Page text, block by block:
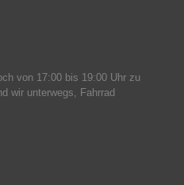
von 17:00 bis 19:00 Uhr zu
wir unterwegs, Fahrrad